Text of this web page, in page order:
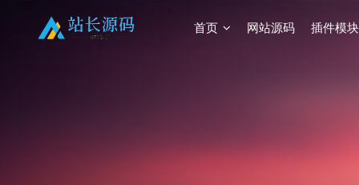
首页 网站源码 插件模块